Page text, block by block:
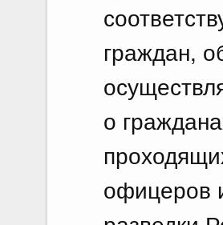
граждан,
о
офицеров